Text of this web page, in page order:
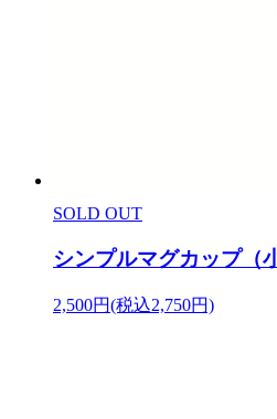
SOLD OUT
シンプルマグカップ（
2,500円(税込2,750円)